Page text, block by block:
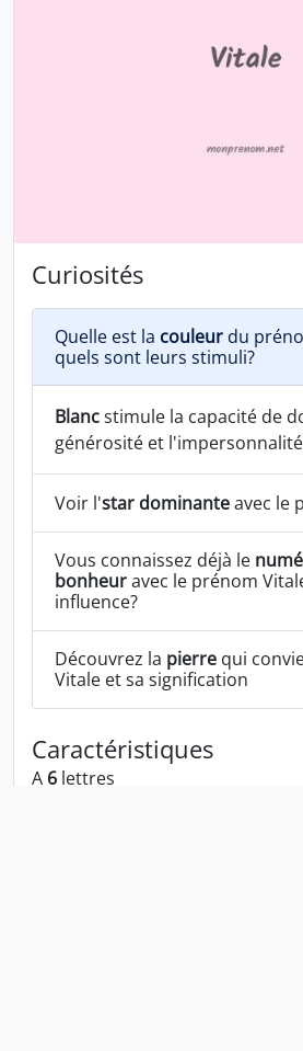
Curiosités
Quelle est la couleur du
quels sont leurs stimuli?
Blancstimule la capacité de
générosité et
Voir l'star dominanteavec le
Vous connaissez déjà le
bonheuravec le prénom
influence?
Découvrez la pierre qui
Vitale et sa signification
Caractéristiques
A 6 lettres